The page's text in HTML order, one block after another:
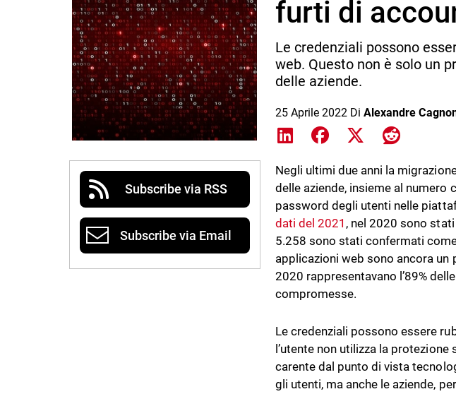
Subscribe via RSS
Subscribe via Email
furti di
Le credenziali possono
web. Questo non è solo un
delle aziende.
25 Aprile 2022 DiAlexandre
Share on LinkedIn
Share on Facebook
Share on XShare on
Negli ultimi due anni la
delle aziende, insieme al
password degli utenti nelle
dati del 2021 , nel 2020 sono
5.258 sono stati confermati
applicazioni web sono ancora
2020 rappresentavano l’89%
compromesse.
Le credenziali possono essere
l’utente non utilizza la
carente dal punto di vista
gli utenti, ma anche le aziende,